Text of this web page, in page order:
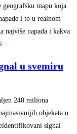
geografsku mapu koja
i to u realnom
najviše napada i kakva
…
u svemiru
240 miliona
objekata u
signal